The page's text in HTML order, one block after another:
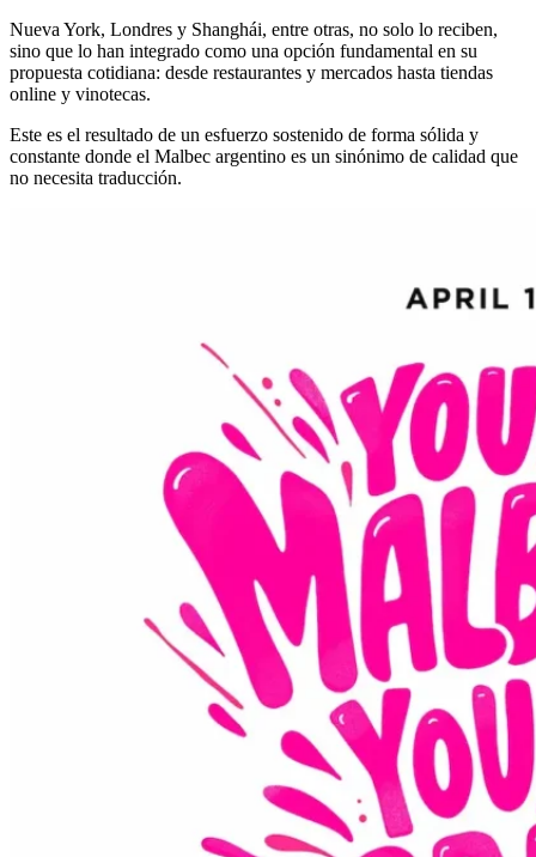
Nueva York, Londres y Shanghái, entre otras, no solo lo reciben,
sino que lo han integrado como una opción fundamental en su
propuesta cotidiana: desde restaurantes y mercados hasta tiendas
online y vinotecas.
Este es el resultado de un esfuerzo sostenido de forma sólida y
constante donde el Malbec argentino es un sinónimo de calidad que
no necesita traducción.